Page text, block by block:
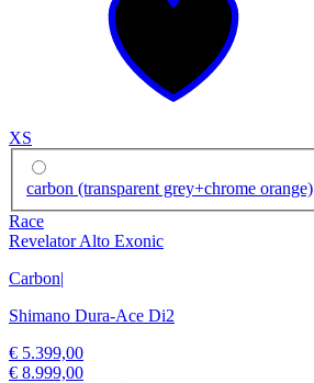
XS
carbon (transparent grey+chrome orange)
Race
Revelator Alto Exonic
Carbon|
Shimano Dura-Ace Di2
€ 5.399,00
€ 8.999,00